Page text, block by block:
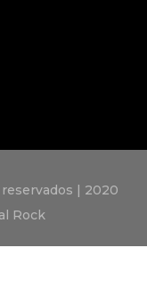
| 2020
Rock